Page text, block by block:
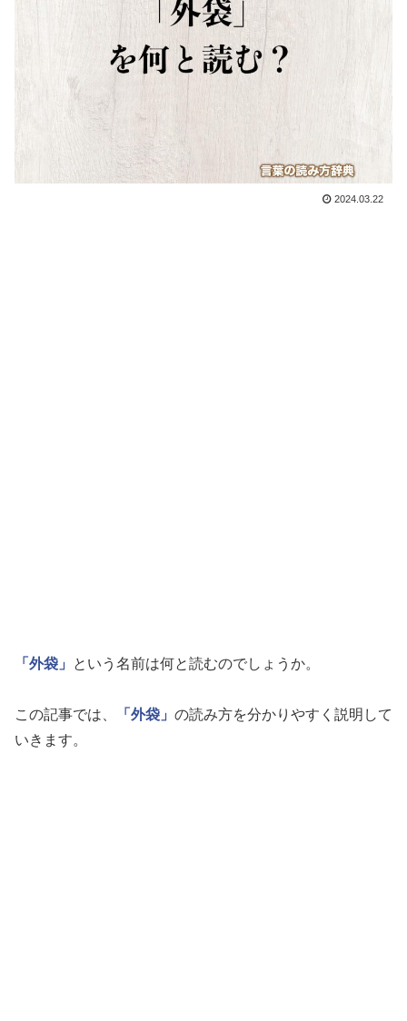
2024.03.22
「外袋」 という名前は何と読むのでしょうか。
この記事では、 「外袋」 の読み方を分かりやすく説明して
いきます。